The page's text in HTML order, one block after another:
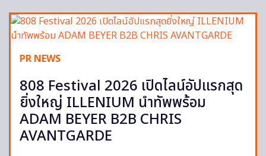
PR NEWS
808 Festival 2026 เปิดไลน์อัปแรกสุด
ยิ่งใหญ่ ILLENIUM นำทัพพร้อม
ADAM BEYER B2B CHRIS
AVANTGARDE